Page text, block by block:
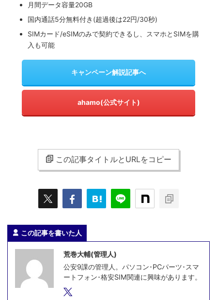
月間データ容量20GB
国内通話5分無料付き(超過後は22円/30秒)
SIMカード/eSIMのみで契約できるし、スマホとSIMを購
入も可能
キャンペーン解説記事へ
ahamo(公式サイト)
この記事タイトルとURLをコピー
この記事を書いた人
荒巻大輔(管理人)
公安9課の管理人。パソコン･PCパーツ･スマ
ートフォン･格安SIM関連に興味があります。